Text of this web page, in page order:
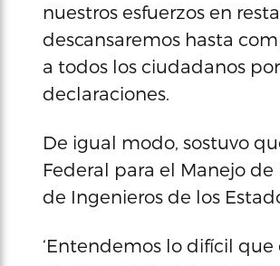
nuestros esfuerzos en
descansaremos hasta
a todos los ciudadanos
declaraciones.
De igual modo, sostuvo
Federal para el Manejo de
de Ingenieros de los
‘Entendemos lo difícil